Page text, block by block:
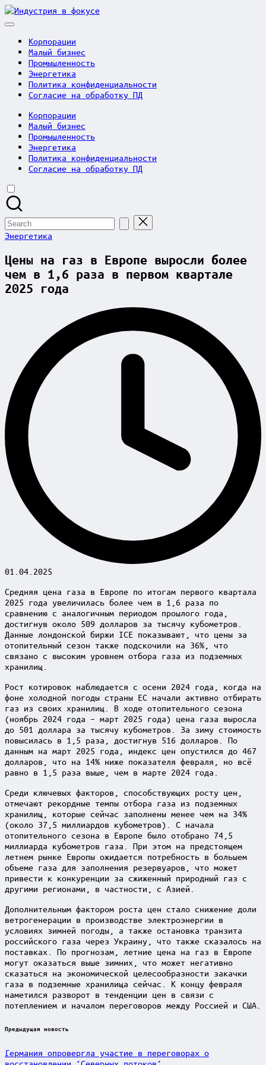
Skip
to
Индустрия
Корпорации
Малый бизнес
Промышленность
Энергетика
Политика конфиденциальности
Согласие на обработку ПД
Корпорации
Малый бизнес
Промышленность
Энергетика
Политика конфиденциальности
Согласие на обработку ПД
Search
for:
Posted
Энергетика
Цены на газ в Европе выросли более
чем в 1,6 раза в первом квартале
2025 года
01.04.2025
Средняя цена газа в Европе по итогам первого квартала
2025 года увеличилась более чем в 1,6 раза по
сравнению с аналогичным периодом прошлого года,
достигнув около 509 долларов за тысячу кубометров.
Данные лондонской биржи ICE показывают, что цены за
отопительный сезон также подскочили на 36%, что
связано с высоким уровнем отбора газа из подземных
хранилищ.
Рост котировок наблюдается с осени 2024 года, когда на
фоне холодной погоды страны ЕС начали активно отбирать
газ из своих хранилищ. В ходе отопительного сезона
(ноябрь 2024 года – март 2025 года) цена газа выросла
до 501 доллара за тысячу кубометров. За зиму стоимость
повысилась в 1,5 раза, достигнув 516 долларов. По
данным на март 2025 года, индекс цен опустился до 467
долларов, что на 14% ниже показателя февраля, но всё
равно в 1,5 раза выше, чем в марте 2024 года.
Среди ключевых факторов, способствующих росту цен,
отмечают рекордные темпы отбора газа из подземных
хранилищ, которые сейчас заполнены менее чем на 34%
(около 37,5 миллиардов кубометров). С начала
отопительного сезона в Европе было отобрано 74,5
миллиарда кубометров газа. При этом на предстоящем
летнем рынке Европы ожидается потребность в большем
объеме газа для заполнения резервуаров, что может
привести к конкуренции за сжиженный природный газ с
другими регионами, в частности, с Азией.
Дополнительным фактором роста цен стало снижение доли
ветрогенерации в производстве электроэнергии в
условиях зимней погоды, а также остановка транзита
российского газа через Украину, что также сказалось на
поставках. По прогнозам, летние цена на газ в Европе
могут оказаться выше зимних, что может негативно
сказаться на экономической целесообразности закачки
газа в подземные хранилища сейчас. К концу февраля
наметился разворот в тенденции цен в связи с
потеплением и началом переговоров между Россией и США.
Post
Предыдущая новость
Германия опровергла участие в переговорах о